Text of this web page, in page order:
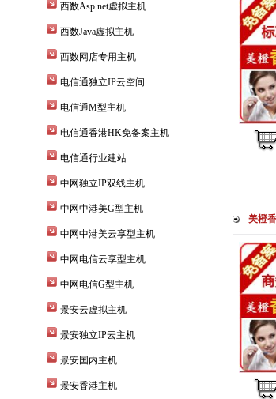
西数Asp.net虚拟主机
西数Java虚拟主机
西数网店专用主机
电信通独立IP云空间
电信通M型主机
电信通香港HK免备案主机
电信通行业建站
中网独立IP双线主机
中网中港美G型主机
中网中港美云享型主机
中网电信云享型主机
中网电信G型主机
景安云虚拟主机
景安独立IP云主机
景安国内主机
景安香港主机
美橙